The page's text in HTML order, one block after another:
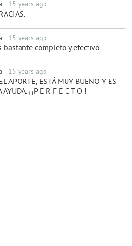
15 years ago
15 years ago
bastante completo y efectivo
15 years ago
APORTE, ESTÁ MUY BUENO Y ES
¡¡P E R F E C T O !!